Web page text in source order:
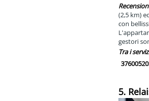
(2,5 km)
con
gestori
Tra i
5.